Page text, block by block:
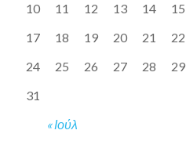
« Ιούλ
10
11 12 13 14 15
17
18 19 20 21 22
24
25 26 27 28 29
31